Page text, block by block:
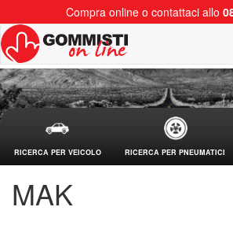
Compra online o contattaci allo
RICERCA PER VEICOLO RICERCA PER PNEUMATICI
MAK